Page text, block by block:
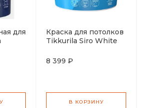
для
база
Краска для потолков
Tikkurila Siro White
белоснежная АР 9л
8 399 ₽
В КОРЗИНУ